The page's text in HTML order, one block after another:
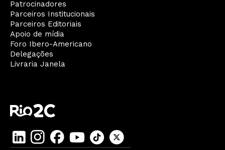
Patrocinadores
Parceiros Institucionais
Parceiros Editoriais
Apoio de mídia
Foro Ibero-Americano
Delegações
Livraria Janela